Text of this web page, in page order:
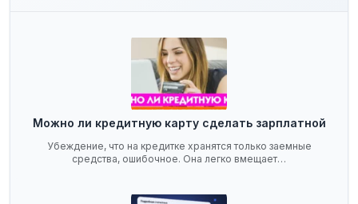
Можно ли кредитную карту сделать зарплатной
Убеждение, что на кредитке хранятся только заемные
средства, ошибочное. Она легко вмещает…